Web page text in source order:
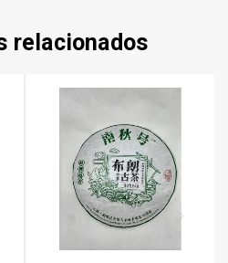
relacionados